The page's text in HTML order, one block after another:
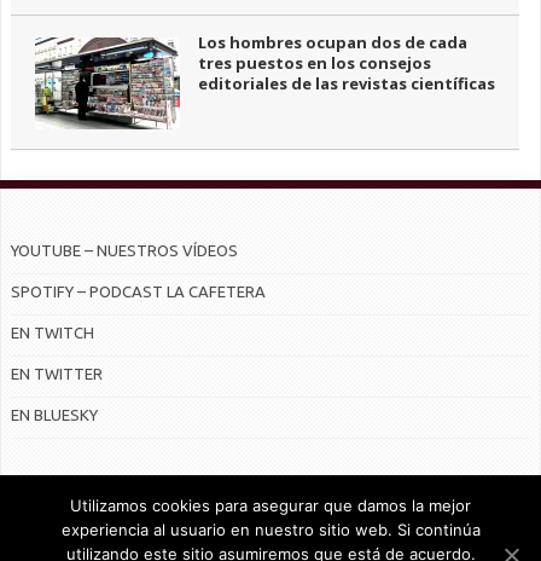
Los hombres ocupan dos de cada
tres puestos en los consejos
editoriales de las revistas científicas
YOUTUBE – NUESTROS VÍDEOS
SPOTIFY – PODCAST LA CAFETERA
EN TWITCH
EN TWITTER
EN BLUESKY
© Radiocable en Internet S.L.
Utilizamos cookies para asegurar que damos la mejor
experiencia al usuario en nuestro sitio web. Si continúa
utilizando este sitio asumiremos que está de acuerdo.